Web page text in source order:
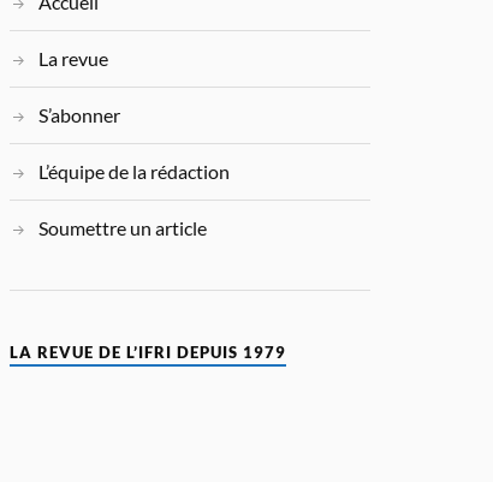
La revue
S’abonner
L’équipe de la rédaction
Soumettre un article
LA REVUE DE L’IFRI DEPUIS 1979